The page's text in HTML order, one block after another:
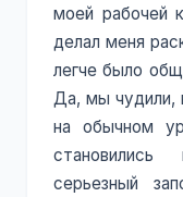
моей рабочей
делал меня
легче было
Да, мы чудили,
на обычном
серьезный